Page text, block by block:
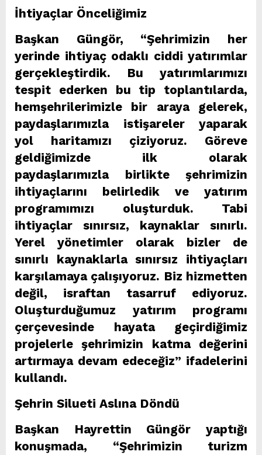
İhtiyaçlar Önceliğimiz
Başkan Güngör, “Şehrimizin her
yerinde ihtiyaç odaklı ciddi yatırımlar
gerçekleştirdik. Bu yatırımlarımızı
tespit ederken bu tip toplantılarda,
hemşehrilerimizle bir araya gelerek,
paydaşlarımızla istişareler yaparak
yol haritamızı çiziyoruz. Göreve
geldiğimizde ilk olarak
paydaşlarımızla birlikte şehrimizin
ihtiyaçlarını belirledik ve yatırım
programımızı oluşturduk. Tabi
ihtiyaçlar sınırsız, kaynaklar sınırlı.
Yerel yönetimler olarak bizler de
sınırlı kaynaklarla sınırsız ihtiyaçları
karşılamaya çalışıyoruz. Biz hizmetten
değil, israftan tasarruf ediyoruz.
Oluşturduğumuz yatırım programı
çerçevesinde hayata geçirdiğimiz
projelerle şehrimizin katma değerini
artırmaya devam edeceğiz” ifadelerini
kullandı.
Şehrin Silueti Aslına Döndü
Başkan Hayrettin Güngör yaptığı
konuşmada, “Şehrimizin turizm